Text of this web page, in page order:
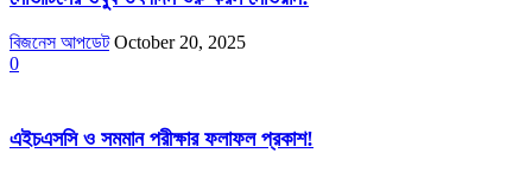
বিজনেস আপডেট October 20, 2025
0
এইচএসসি ও সমমান পরীক্ষার ফলাফল প্রকাশ!